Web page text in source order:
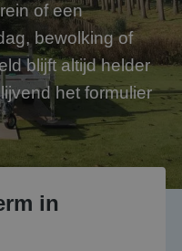
of een
bewolking of
blijft altijd helder
het formulier
in